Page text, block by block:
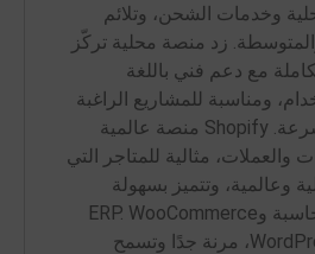
وخدمات الشحن، وتلائم
زد منصة محلية تركّز
مع دعم فني باللغة
ومناسبة للمشاريع الراغبة
في دخول السوق بسرعة. Shopify منصة عالمية
والعملات، مثالية للمتاجر التي
وعالمية، وتتميز بسهولة
الربط مع برامج المحاسبة وERP. WooCommerce
إضافة مجانية لـ WordPress، مرنة جدًا وتسمح